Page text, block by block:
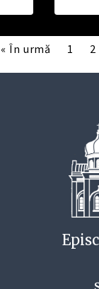
« În urmă 1 2